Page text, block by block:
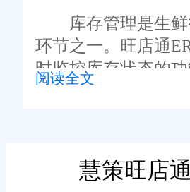
因其强大的功能和
青睐。本文将探讨
旺店通ERP来优化
企业的运营。
库存管理是生鲜
环节之一。旺店通
时监控库存状态的
家避免因库存不足或
目了然。此外，智能
够在库存低于安全水
二、高效订单处
阅读全文
慧策旺店